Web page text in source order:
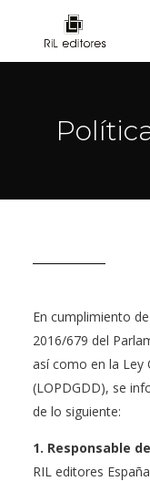
En cumplimiento
2016/679 del
así como en la Ley
(LOPDGDD), se
de lo siguiente:
1. Responsable
RIL editores